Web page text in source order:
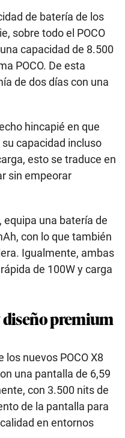
de batería de los
sobre todo el POCO
capacidad de 8.500
POCO. De esta
de dos días con una
hincapié en que
capacidad incluso
esto se traduce en
sin empeorar
equipa una batería de
con lo que también
Igualmente, ambas
de 100W y carga
premium
nuevos POCO X8
una pantalla de 6,59
con 3.500 nits de
de la pantalla para
en entornos